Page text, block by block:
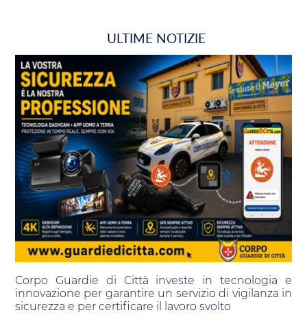
ULTIME NOTIZIE
Corpo Guardie di Città investe in tecnologia e
innovazione per garantire un servizio di vigilanza in
sicurezza e per certificare il lavoro svolto